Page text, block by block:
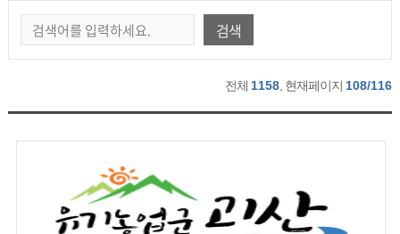
검색
전체 1158 , 현재페이지 108/116